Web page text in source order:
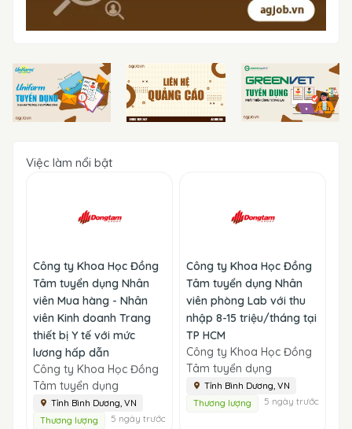
Việc làm nổi bật
Công ty Khoa Học Đồng
Tâm tuyển dụng Nhân
viên Mua hàng - Nhân
viên Kinh doanh Trang
thiết bị Y tế với mức
lương hấp dẫn
Công ty Khoa Học Đồng
Tâm tuyển dụng
Tỉnh Bình Dương, VN
Thương lượng
5 ngày trước
Công ty Khoa Học Đồng
Tâm tuyển dụng Nhân
viên phòng Lab với thu
nhập 8-15 triệu/tháng tại
TP HCM
Công ty Khoa Học Đồng
Tâm tuyển dụng
Tỉnh Bình Dương, VN
Thương lượng
5 ngày trước